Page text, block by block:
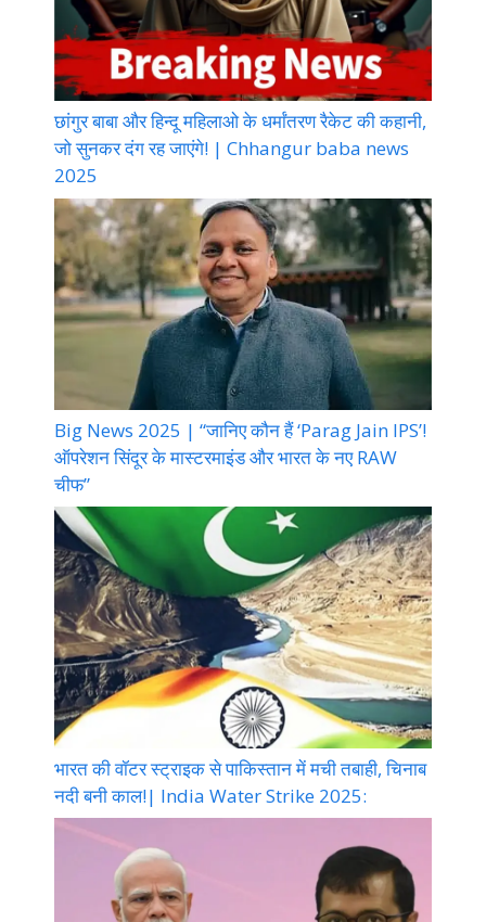
छांगुर बाबा और हिन्दू महिलाओ के धर्मांतरण रैकेट की कहानी,
जो सुनकर दंग रह जाएंगे! | Chhangur baba news
2025
Big News 2025 | “जानिए कौन हैं ‘Parag Jain IPS’!
ऑपरेशन सिंदूर के मास्टरमाइंड और भारत के नए RAW
चीफ”
भारत की वॉटर स्ट्राइक से पाकिस्तान में मची तबाही, चिनाब
नदी बनी काल!| India Water Strike 2025: